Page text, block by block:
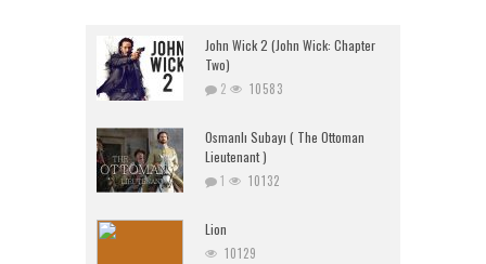
John Wick 2 (John Wick: Chapter
Two)
2 10583
Osmanlı Subayı ( The Ottoman
Lieutenant )
1 10132
Lion
10129